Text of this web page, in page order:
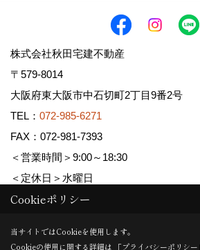
株式会社秋田宅建不動産
〒579-8014
大阪府東大阪市中石切町2丁目9番2号
TEL： 072-985-6271
FAX：072-981-7393
＜営業時間＞9:00～18:30
＜定休日＞水曜日
Copyright (c) AKITA TAKKEN FUDOUSAN
Cookieポリシー
当サイトではCookieを使用します。
Cookieの使用に関する詳細は 「プライバシーポリシー